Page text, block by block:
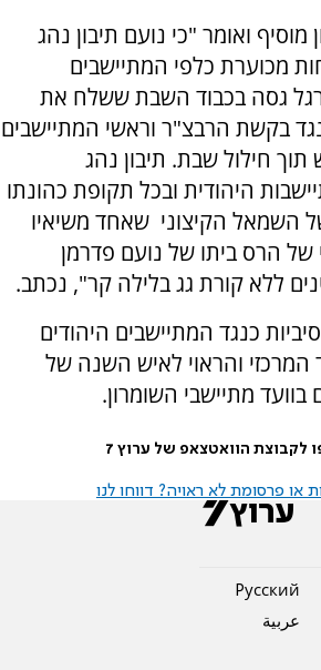
מוסיף ואומר "כי נועם תיבון נהג
מכוערת כלפי המתיישבים
גסה בכבוד השבת ששלח את
בקשת הרבצ"ר וראשי המתיישבים
תוך חילול שבת. תיבון נהג
היהודית ובכל תקופת כהונתו
השמאל הקיצוני שאחד משיאיו
הרס ביתו של נועם פדרמן
ללא קורת גג בלילה קר", נכתב.
כנגד המתיישבים היהודים
המרכזי והראוי לאיש השנה של
מתיישבי השומרון.
לקבוצת הוואטצאפ של ערוץ 7
או פרסומת לא ראויה? דווחו לנו
Pусский
عربية